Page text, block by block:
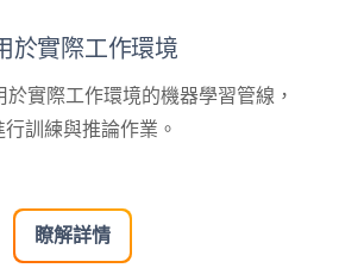
於實際工作環境
於實際工作環境的機器學習管線，
行訓練與推論作業。
瞭解詳情